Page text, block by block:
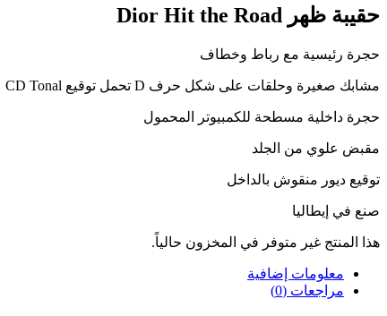
حقيبة ظهر Dior Hit the Road
حجرة رئيسية مع رباط وخطاف
مشابك صغيرة وحلقات على شكل حرف D تحمل توقيع CD Tonal
حجرة داخلية مسطحة للكمبيوتر المحمول
مقبض علوي من الجلد
توقيع ديور منقوش بالداخل
صنع في إيطاليا
هذا المنتج غير متوفر في المخزون حالياً.
معلومات إضافية
مراجعات (0)